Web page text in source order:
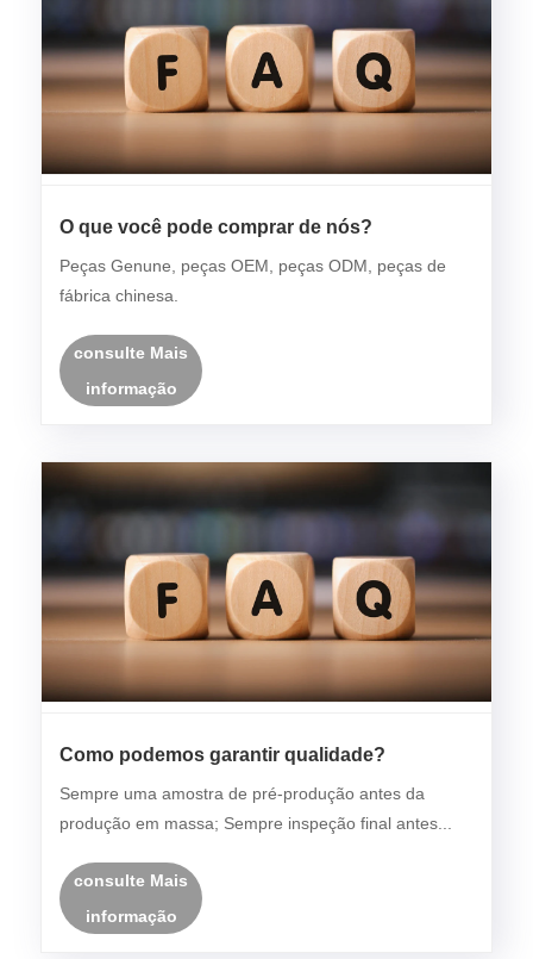
O que você pode comprar de nós?
Peças Genune, peças OEM, peças ODM, peças de
fábrica chinesa.
consulte Mais
informação
Como podemos garantir qualidade?
Sempre uma amostra de pré-produção antes da
produção em massa; Sempre inspeção final antes...
consulte Mais
informação